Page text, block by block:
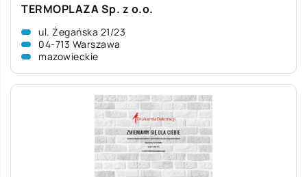
TERMOPLAZA Sp. z o.o.
ul. Żegańska 21/23
04-713 Warszawa
mazowieckie